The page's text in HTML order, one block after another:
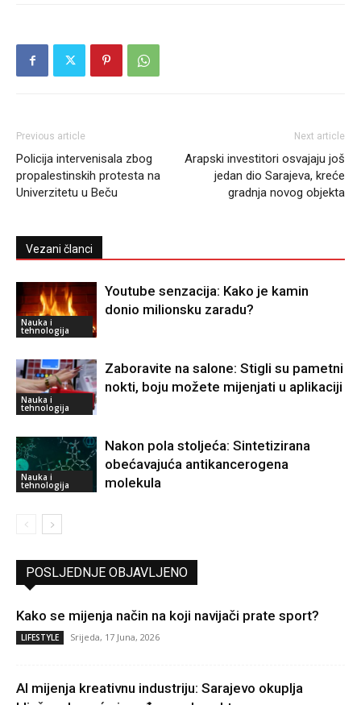
Previous article
Policija intervenisala zbog
propalestinskih protesta na
Univerzitetu u Beču
Next article
Arapski investitori osvajaju još
jedan dio Sarajeva, kreće
gradnja novog objekta
Vezani članci
Nauka i
tehnologija
Youtube senzacija: Kako je kamin
donio milionsku zaradu?
Nauka i
tehnologija
Zaboravite na salone: Stigli su pametni
nokti, boju možete mijenjati u aplikaciji
Nauka i
tehnologija
Nakon pola stoljeća: Sintetizirana
obećavajuća antikancerogena
molekula
POSLJEDNJE OBJAVLJENO
Kako se mijenja način na koji navijači prate sport?
LIFESTYLE Srijeda, 17 Juna, 2026
AI mijenja kreativnu industriju: Sarajevo okuplja